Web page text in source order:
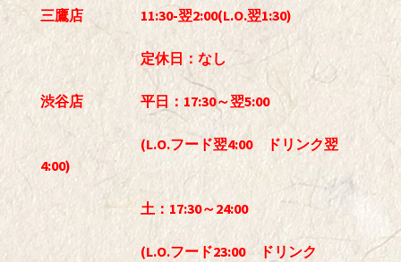
三鷹店 11:30-翌2:00(L.O.翌1:30)
定休日：なし
渋谷店 平日：17:30～翌5:00
(L.O.フード翌4:00 ドリンク翌
4:00)
土：17:30～24:00
(L.O.フード23:00 ドリンク